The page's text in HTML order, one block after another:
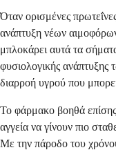
Όταν ορισμένες
ανάπτυξη νέων
μπλοκάρει αυτά τα
φυσιολογικής ανάπτυξης
διαρροή υγρού που
Το φάρμακο βοηθά
αγγεία να γίνουν πιο
Με την πάροδο του